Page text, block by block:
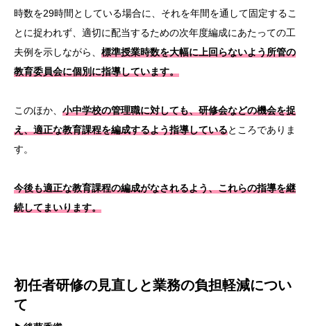
時数を29時間としている場合に、それを年間を通して固定するこ
とに捉われず、適切に配当するための次年度編成にあたっての工
夫例を示しながら、 標準授業時数を大幅に上回らないよう所管の
教育委員会に個別に指導しています。
このほか、 小中学校の管理職に対しても、研修会などの機会を捉
え、適正な教育課程を編成するよう指導しているところでありま
す。
今後も適正な教育課程の編成がなされるよう、これらの指導を継
続してまいります。
初任者研修の見直しと業務の負担軽減につい
て